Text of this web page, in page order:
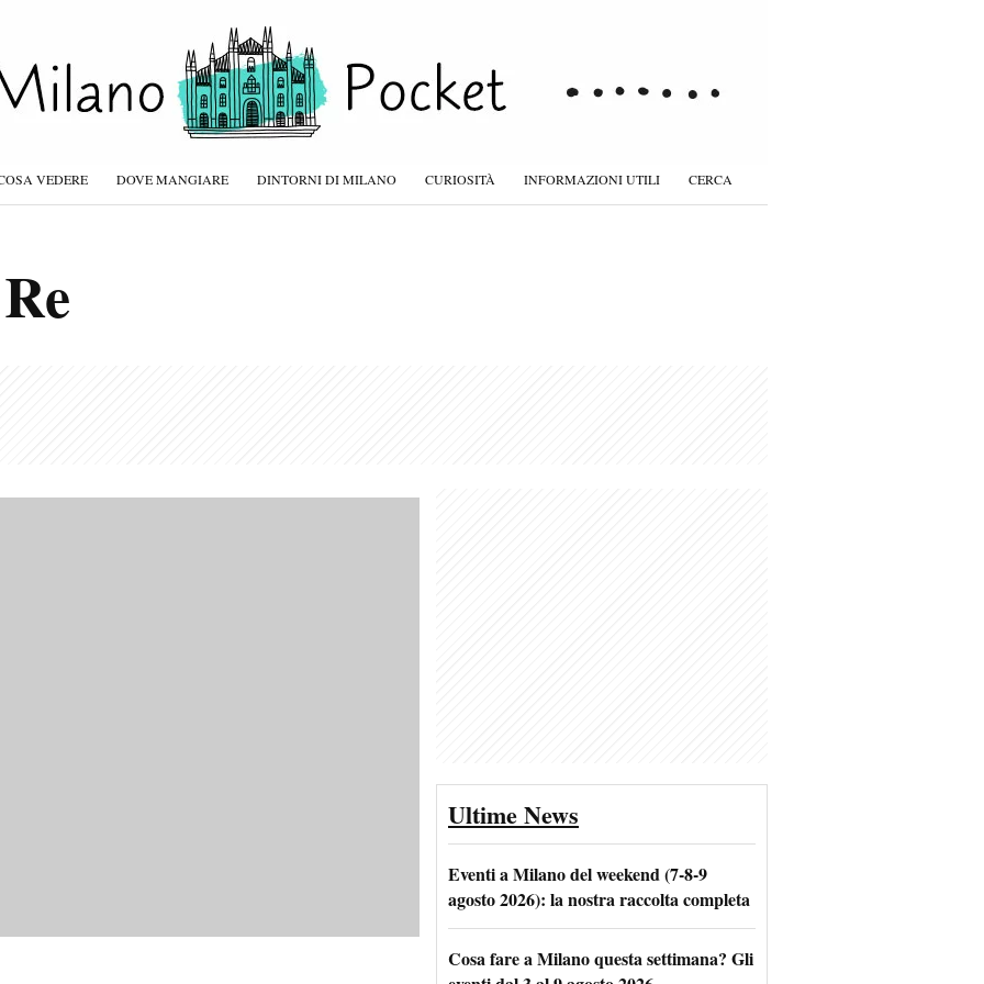
VEDERE DOVE MANGIARE DINTORNI DI MILANO CURIOSITÀ INFORMAZIONI UTILI CERCA
Ultime News
Eventi a Milano del weekend (7-8-9
agosto 2026): la nostra raccolta completa
Cosa fare a Milano questa settimana? Gli